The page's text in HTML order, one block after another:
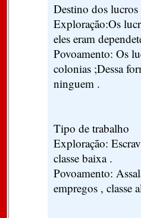
Destino dos lucros
Exploração:Os
eles eram
Povoamento: Os
colonias ;Dessa
ninguem .
Tipo de trabalho
Exploração:
classe baixa .
Povoamento:
empregos , classe